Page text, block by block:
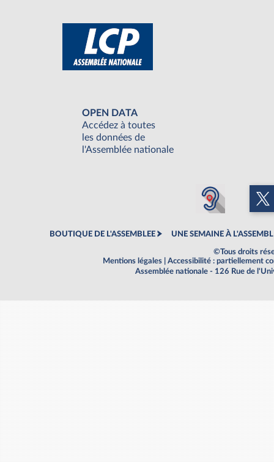
OPEN DATA
Accédez à toutes
les données de
l'Assemblée nationale
BOUTIQUE DE L'ASSEMBLEE UNE SEMAINE À
©Tous droits
Mentions légales
Accessibilité : partiellement
Assemblée nationale - 126 Rue de